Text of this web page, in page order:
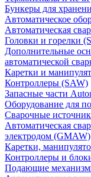
Бункеры для
Автоматическое
Автоматическая
Головки и горелки
Дополнительные
автоматической
Каретки и
Контроллеры (SAW)
Запасные части
Оборудование для
Сварочные
Автоматическая
электродом (GMAW)
Каретки,
Контроллеры и
Подающие